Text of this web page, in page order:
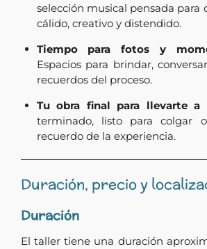
selección musical pensada para
cálido, creativo y distendido.
Tiempo para fotos y
Espacios para brindar,
recuerdos del proceso.
Tu obra final para llevarte a
terminado, listo para colgar
recuerdo de la experiencia.
Duración, precio y
Duración
El taller tiene una duración